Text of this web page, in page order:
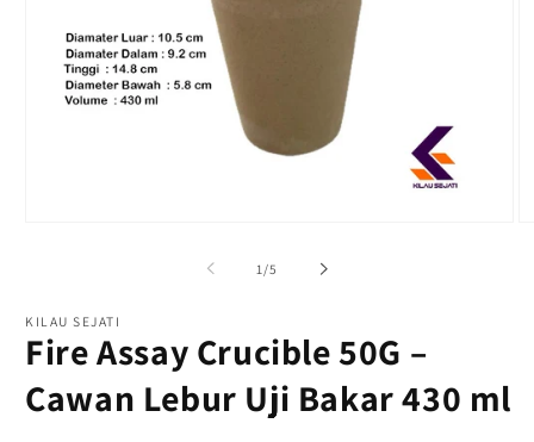
1 /dari
5
KILAU SEJATI
Fire Assay Crucible 50G –
Cawan Lebur Uji Bakar 430 ml